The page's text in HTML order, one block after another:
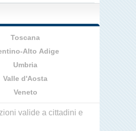
Toscana
Alto Adige
Umbria
Valle d'Aosta
Veneto
valide a cittadini e